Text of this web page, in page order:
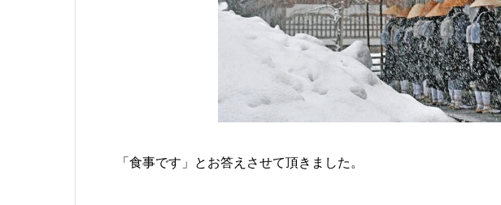
「食事です」とお答えさせて頂きました。